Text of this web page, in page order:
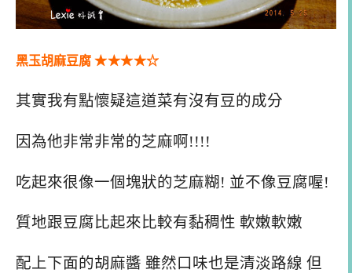
黑玉胡麻豆腐 ★★★★☆
其實我有點懷疑這道菜有沒有豆的成分
因為他非常非常的芝麻啊!!!!
吃起來很像一個塊狀的芝麻糊! 並不像豆腐喔!
質地跟豆腐比起來比較有黏稠性 軟嫩軟嫩
配上下面的胡麻醬 雖然口味也是清淡路線 但